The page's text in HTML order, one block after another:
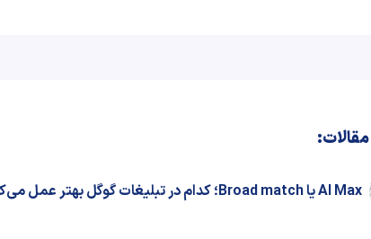
AI Max یا Broad match؛ کدام در تبلیغات گوگل بهتر عمل می‌کند؟